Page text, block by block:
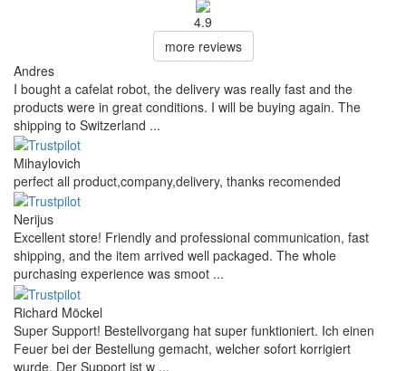
Es sind keine Fragen verfügbar.
Mein Name
Ihre E-Mail-Adresse
Eine E-Mail-Adresse ist nicht erforderlich. Sie dient lediglich der
Beantwortung Ihrer Anfrage und wird nicht veröffentlicht.
Ihre Frage
Eine Frage hinzufügen